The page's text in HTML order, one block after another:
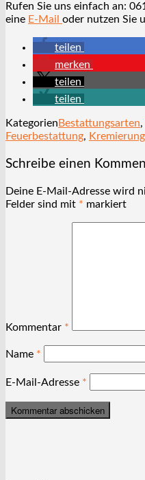
Rufen Sie uns einfach an:
eine E-Mail oder nutzen Sie
teilen
merken
teilen
teilen
Kategorien Bestattungsarten,
Feuerbestattung, Kremierung
Schreibe einen
Deine E-Mail-Adresse wird
Felder sind mit * markiert
Kommentar *
Name *
E-Mail-Adresse *